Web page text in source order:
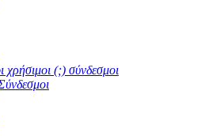
χρήσιμοι (;) σύνδεσμοι